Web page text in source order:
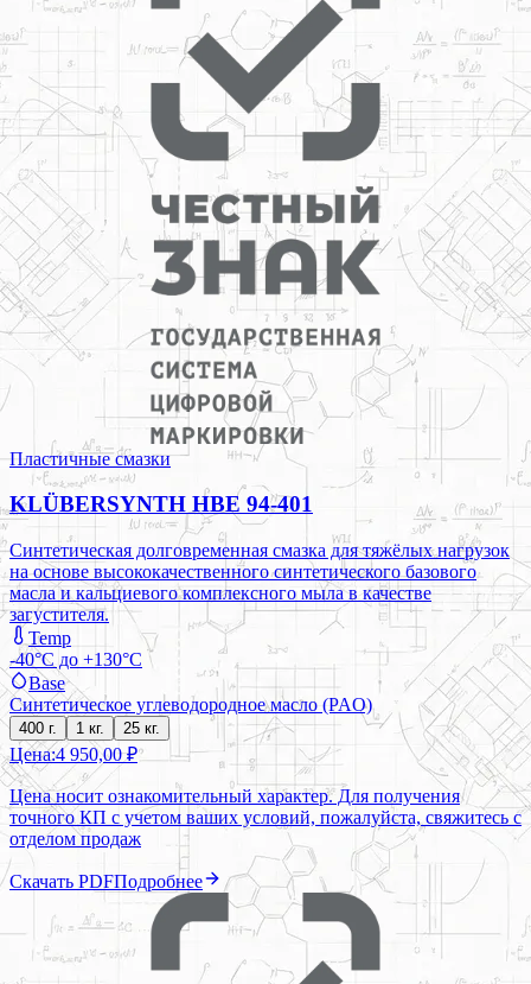
Пластичные смазки
KLÜBERSYNTH HBE 94-401
Синтетическая долговременная смазка для тяжёлых нагрузок
на основе высококачественного синтетического базового
масла и кальциевого комплексного мыла в качестве
загустителя.
Temp
-40°C до +130°C
Base
Синтетическое углеводородное масло (PAO)
400 г. 1 кг. 25 кг.
Цена:4 950,00 ₽
Цена носит ознакомительный характер. Для получения
точного КП с учетом ваших условий, пожалуйста, свяжитесь с
отделом продаж
Скачать PDFПодробнее